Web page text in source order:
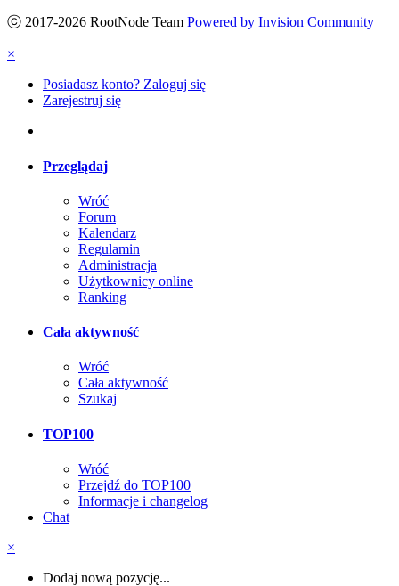
ⓒ 2017-2026 RootNode Team Powered by Invision Community
×
Posiadasz konto? Zaloguj się
Zarejestruj się
Przeglądaj
Wróć
Forum
Kalendarz
Regulamin
Administracja
Użytkownicy online
Ranking
Cała aktywność
Wróć
Cała aktywność
Szukaj
TOP100
Wróć
Przejdź do TOP100
Informacje i changelog
Chat
×
Dodaj nową pozycję...